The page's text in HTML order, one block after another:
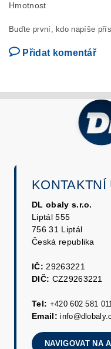
Hmotnost
Buďte první, kdo napíše
Přidat komentář
KONTAKTNÍ
DL obaly s.r.o.
Liptál 555
756 31 Liptál
Česká republika
IČ: 29263221
DIČ: CZ29263221
Tel: +420 602 581
Email:
NAVIGOVAT NA